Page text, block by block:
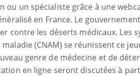
ou un spécialiste grâce à une
en France. Le
contre les déserts médicaux. Les
(CNAM) se réunissent ce
genre de médecine et de
en ligne seront discutées à
c'est
Youtube
Carence en fer :
prévenirYoutube
Fatigue, irritabilité, brouillard
même alopécie… Les symptômes
carence en fer sont multiples ce
...